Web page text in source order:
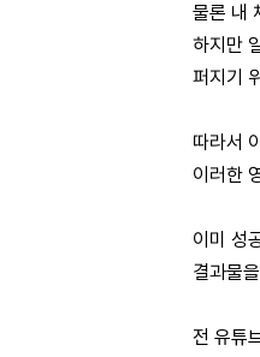
물론 내
하지만
퍼지기
따라서
이러한
이미 성
결과물
전 유튜